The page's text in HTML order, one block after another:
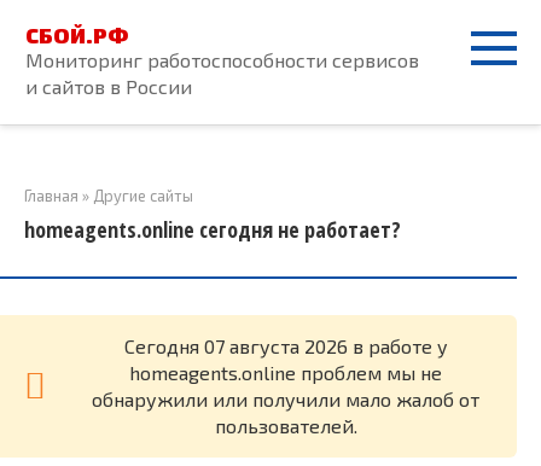
контенту
СБОЙ.РФ
Мониторинг работоспособности сервисов
и сайтов в России
Главная » Другие сайты
homeagents.online сегодня не работает?
Cегодня 07 августа 2026 в работе у
homeagents.online проблем мы не
обнаружили или получили мало жалоб от
пользователей.